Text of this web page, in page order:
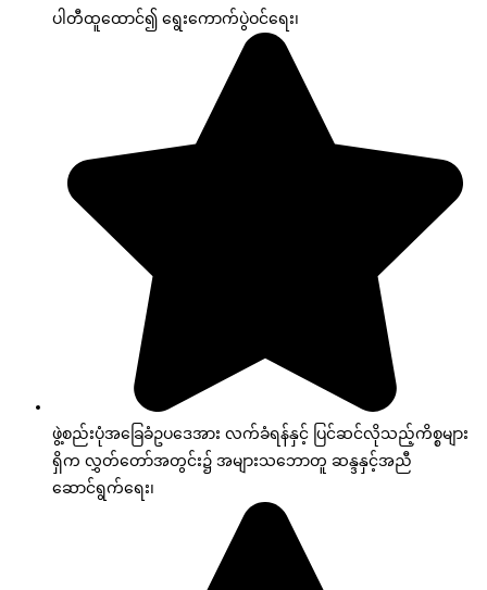
ပါတီထူထောင်၍ ရွေးကောက်ပွဲဝင်ရေး၊
ဖွဲ့စည်းပုံအခြေခံဥပဒေအား လက်ခံရန်နှင့် ပြင်ဆင်လိုသည့်ကိစ္စများ
ရှိက လွှတ်တော်အတွင်း၌ အများသဘောတူ ဆန္ဒနှင့်အညီ
ဆောင်ရွက်ရေး၊